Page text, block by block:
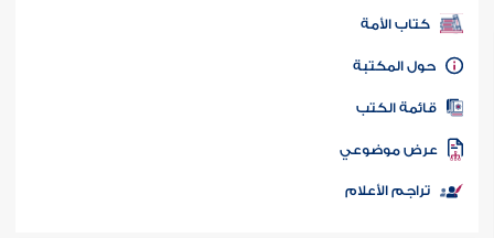
كتب PDF
كتاب الأمة
المكتبة
الكتب
موضوعي